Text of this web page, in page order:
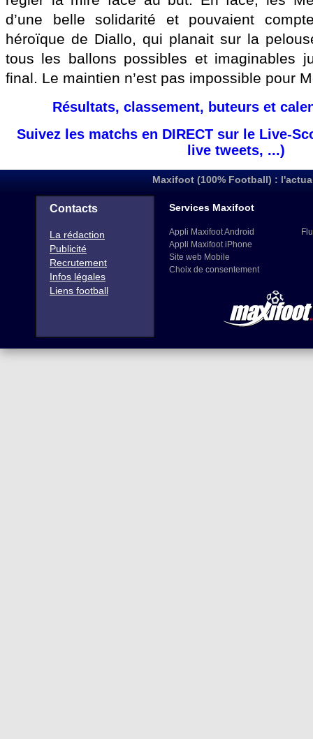
d’une belle solidarité et pouvaient
héroïque de Diallo, qui planait sur la
tous les ballons possibles et imaginables
final. Le maintien n’est pas impossible pour
Résultats, classement, buteurs et
Suivez les matchs en DIRECT sur le Live-
live tweets, ...)
Maxifoot (100% Football) :
Contacts
La rédaction
Publicité
Recrutement
Infos légales
Liens football
Services Maxifoot
Appli Maxifoot Android
Appli Maxifoot iPhone
Site web Mobile
Choix de consentement